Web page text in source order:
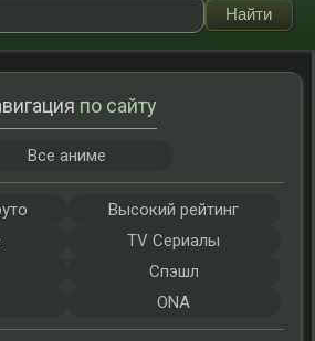
по сайту
Все аниме
Высокий рейтинг
TV Сериалы
Спэшл
ONA